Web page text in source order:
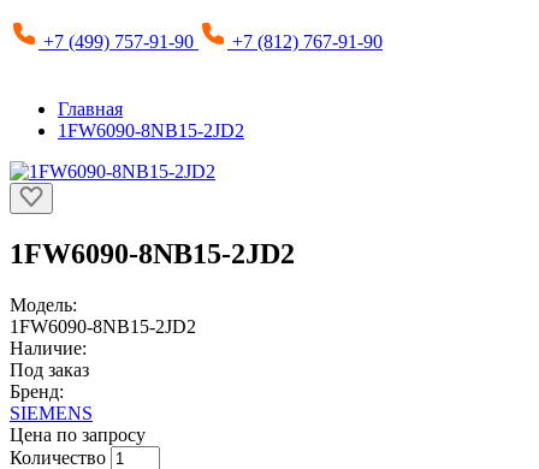
+7 (499) 757-91-90 +7 (812) 767-91-90
Главная
1FW6090-8NB15-2JD2
1FW6090-8NB15-2JD2
Модель:
1FW6090-8NB15-2JD2
Наличие:
Под заказ
Бренд:
SIEMENS
Цена по запросу
Количество